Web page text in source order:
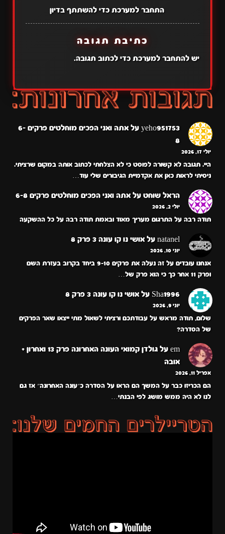
התחבר למערכת כדי להשתתף בדיון
כתיבת תגובה
יש להתחבר למערכתכדי לכתוב תגובה.
yeho951753 על
אתה ואני הפכים מוחלטים פרקים 6-
8
יולי 17, 2026
היי. תגובה לא קשורה לפוסט כי לא הצלחתי לכתוב אותה במקום שרציתי.
ניסיתי לראות כאן את אקדמיית הגיבורים שלי עוד…
הראל שוחט על אתה ואני הפכים מוחלטים פרקים 6-8
יולי 2, 2026
תודה רבה על התרגום מעריך מאוד ובאמת תודה רבה על כל ההשקעה
natanel על אושי נו קו עונה 3 פרק 8
יוני 10, 2026
אנחנו עובדים על זה נעלה את פרקים 9-10 ביחד בקרוב בעזרת השם
ופרק 11 אחר כך כי הוא פרק של…
Sha1996 על אושי נו קו עונה 3 פרק 8
יוני 9, 2026
שלום, תודה מראש על עבודתכם ורציתי לשאול מתי ייצאו שאר הפרקים
של הסדרה?
em על
גולדן קמואי העונה האחרונה פרק 13 ואחרון +
אובה
אפריל 11, 2026
הם הכריזו כבר על המשך הם הראו על הסדרה כ״עונה האחרונה״ אז גם
לנו לא היה ממש מושג לפי הבנתי…